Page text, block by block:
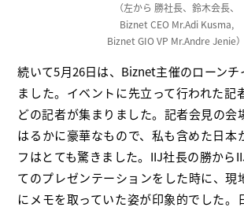
（左から 勝社長、鈴木会長、
Biznet CEO Mr.Adi Kusma,
Biznet GIO VP Mr.Andre Jenie）
続いて5月26日は、Biznet主催のローン
ました。イベントに先立って行われた記
どの記者が集まりました。記者会見の会
はるかに豪華なもので、私も含めた日本
フはとても驚きました。IIJ社長の勝から
てのプレゼンテーションをした時に、現
にメモを取っていた姿が印象的でした。